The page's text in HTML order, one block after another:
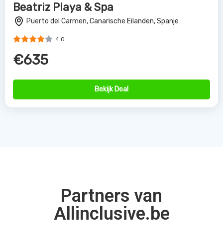
Beatriz Playa & Spa
Puerto del Carmen, Canarische Eilanden, Spanje
4.0
€635
Bekijk Deal
Partners van
Allinclusive.be